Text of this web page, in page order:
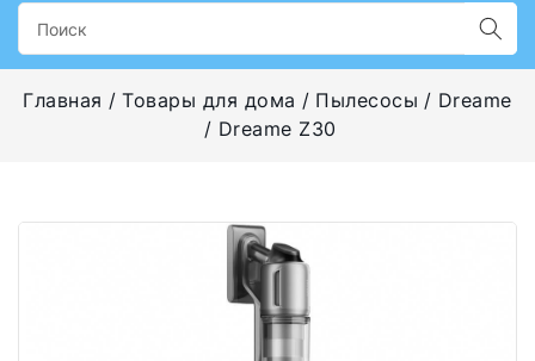
Главная Товары для дома Пылесосы
Dreame
Dreame Z30